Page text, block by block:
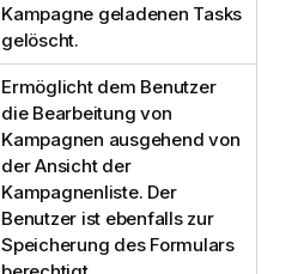
Kampagne geladenen Tasks
gelöscht.
Ermöglicht dem Benutzer
die Bearbeitung von
Kampagnen ausgehend von
der Ansicht der
Kampagnenliste. Der
Benutzer ist ebenfalls zur
Speicherung des Formulars